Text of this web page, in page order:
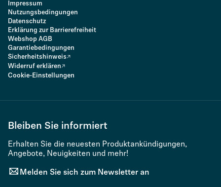
Impressum
Nutzungsbedingungen
Datenschutz
Erklärung zur Barrierefreiheit
Webshop AGB
Garantiebedingungen
Sicherheitshinweis
Widerruf erklären
Cookie-Einstellungen
Bleiben Sie informiert
Erhalten Sie die neuesten Produktankündigungen,
Angebote, Neuigkeiten und mehr!
Melden Sie sich zum Newsletter an